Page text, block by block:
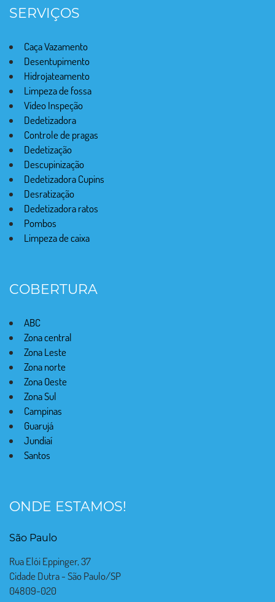
SERVIÇOS
Caça Vazamento
Desentupimento
Hidrojateamento
Limpeza de fossa
Vídeo Inspeção
Dedetizadora
Controle de pragas
Dedetização
Descupinização
Dedetizadora Cupins
Desratização
Dedetizadora ratos
Pombos
Limpeza de caixa
COBERTURA
ABC
Zona central
Zona Leste
Zona norte
Zona Oeste
Zona Sul
Campinas
Guarujá
Jundiaí
Santos
ONDE ESTAMOS!
São Paulo
Rua Elói Eppinger, 37
Cidade Dutra - São Paulo/SP
04809-020